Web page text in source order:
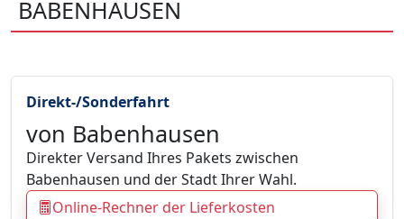
BABENHAUSEN
Direkt-/Sonderfahrt
von Babenhausen
Direkter Versand Ihres Pakets zwischen
Babenhausen und der Stadt Ihrer Wahl.
Online-Rechner der Lieferkosten